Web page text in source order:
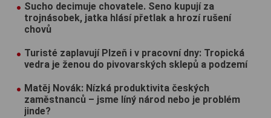
Sucho decimuje chovatele. Seno kupují za
trojnásobek, jatka hlásí přetlak a hrozí rušení
chovů
Turisté zaplavují Plzeň i v pracovní dny: Tropická
vedra je ženou do pivovarských sklepů a podzemí
Matěj Novák: Nízká produktivita českých
zaměstnanců – jsme líný národ nebo je problém
jinde?